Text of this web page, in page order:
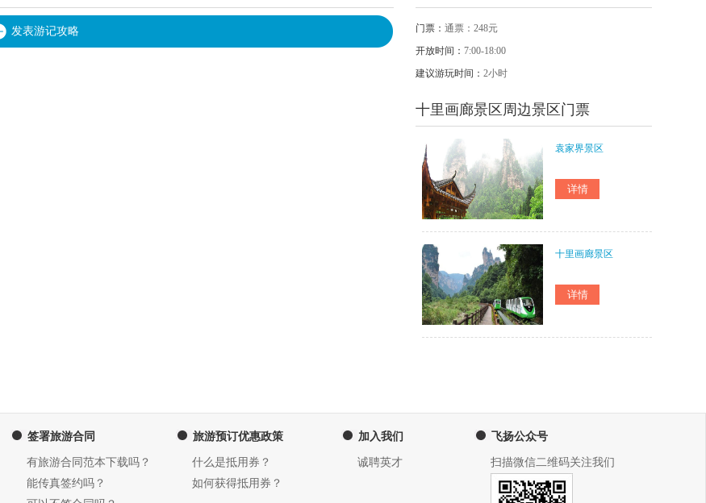
发表游记攻略 门票： 通票：248元
开放时间： 7:00-18:00
建议游玩时间： 2小时
十里画廊景区周边景区门票
袁家界景区
十里画廊景区
签署旅游合同
有旅游合同范本下载吗？
能传真签约吗？
旅游预订优惠政策
什么是抵用券？
如何获得抵用券？
加入我们
诚聘英才
飞扬公众号
扫描微信二维码关注我们